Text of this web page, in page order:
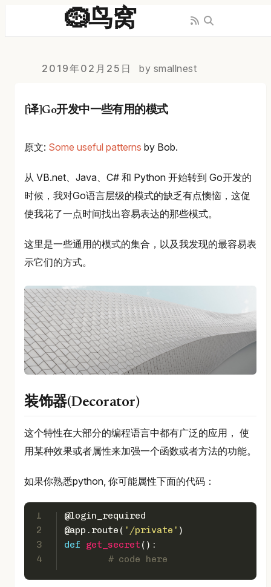
🪹鸟窝
2019年02月25日 by smallnest
[译]Go开发中一些有用的模式
原文: Some useful patterns by Bob.
从 VB.net、Java、C# 和 Python 开始转到 Go开发的
时候，我对Go语言层级的模式的缺乏有点懊恼，这促
使我花了一点时间找出容易表达的那些模式。
这里是一些通用的模式的集合，以及我发现的最容易表
示它们的方式。
装饰器(Decorator)
这个特性在大部分的编程语言中都有广泛的应用， 使
用某种效果或者属性来加强一个函数或者方法的功能。
如果你熟悉python, 你可能属性下面的代码：
1
2
3
4
@login_required
@app.route( '/private' )
def
get_secret ():
# code here